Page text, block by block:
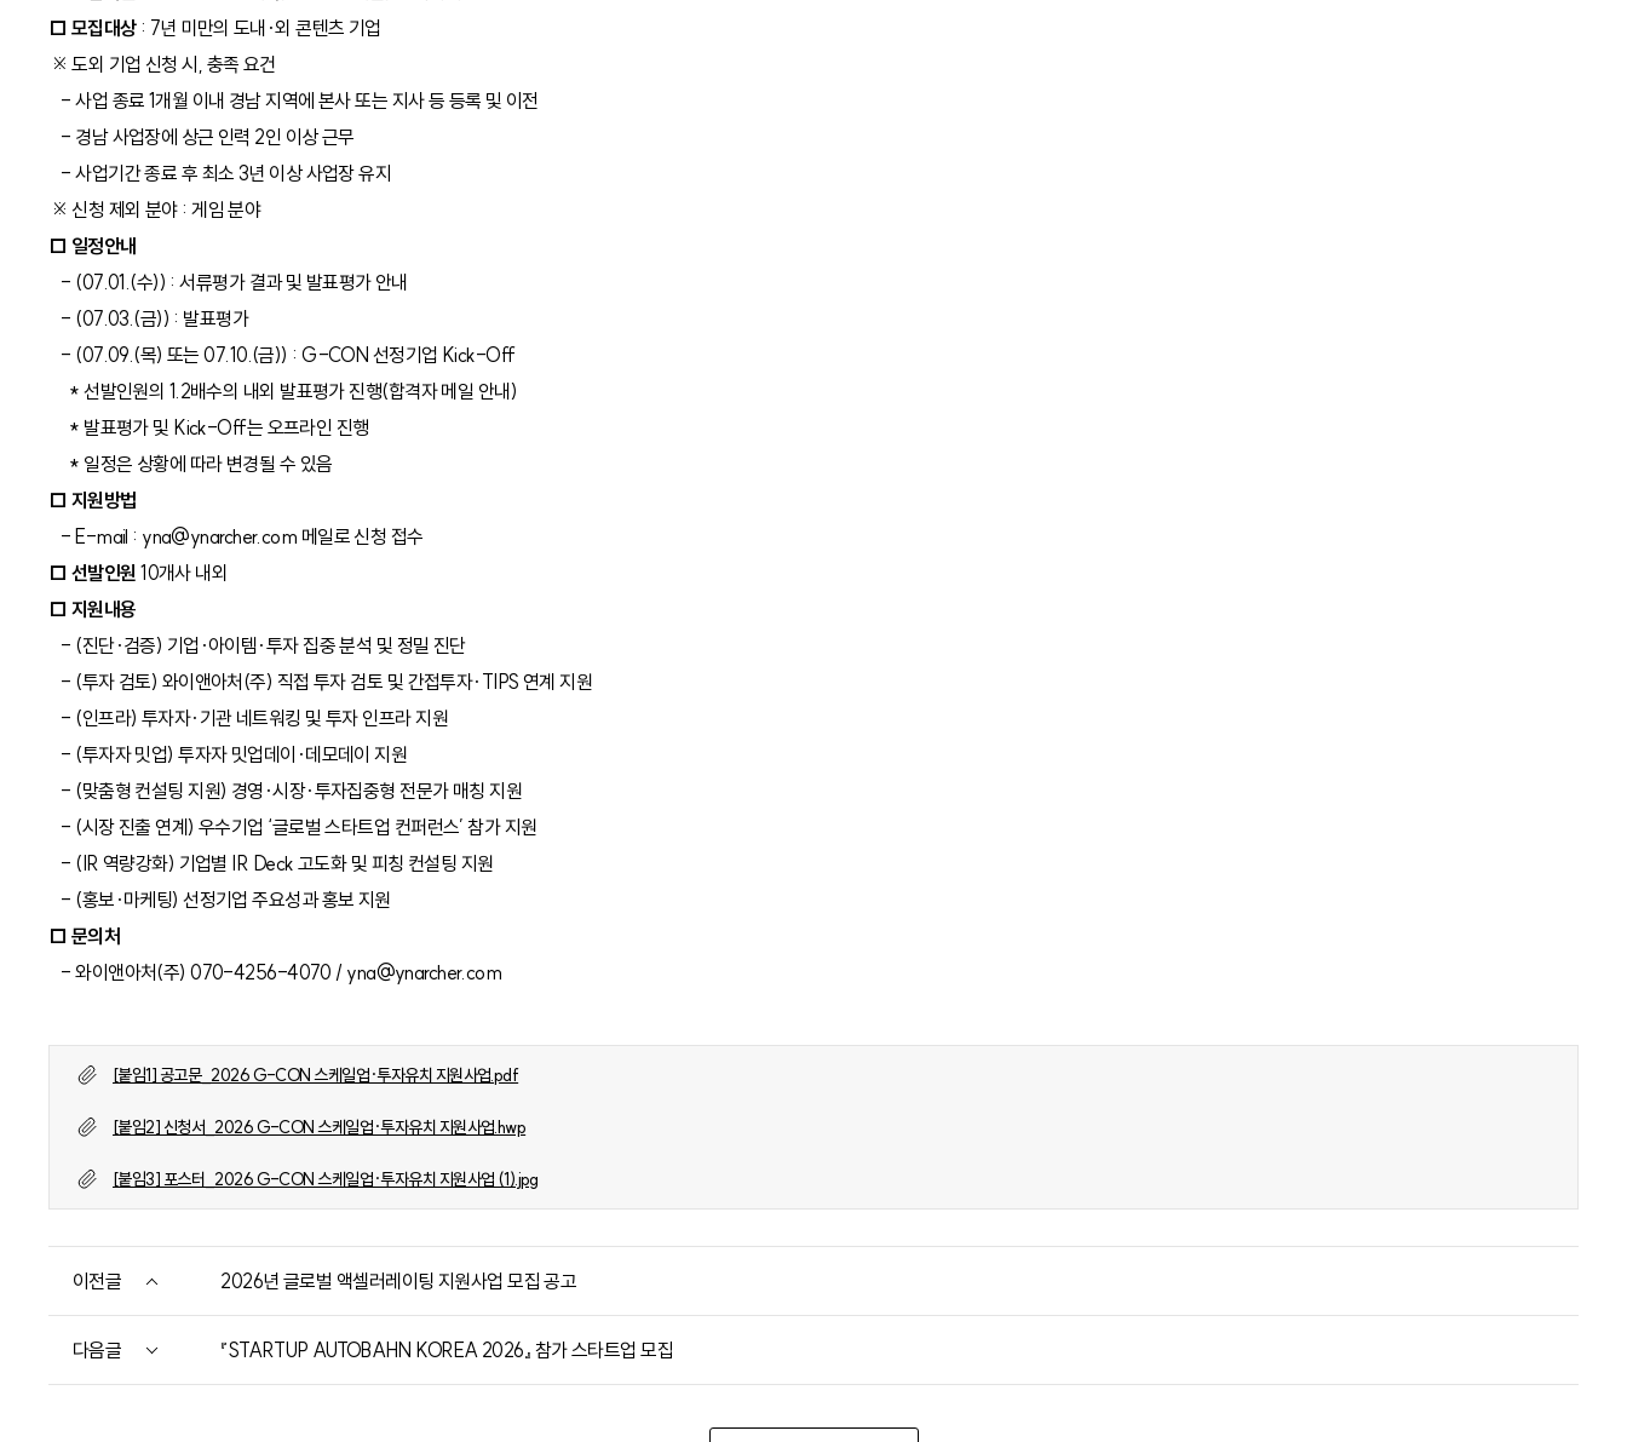
□ 모집대상: 7년 미만의 도내·외 콘텐츠 기업
※ 도외 기업 신청 시, 충족 요건
- 사업 종료 1개월 이내 경남 지역에 본사 또는 지사 등 등록 및 이전
- 경남 사업장에 상근 인력 2인 이상 근무
- 사업기간 종료 후 최소 3년 이상 사업장 유지
※ 신청 제외 분야 : 게임 분야
□ 일정안내
- (07.01.(수)) : 서류평가 결과 및 발표평가 안내
- (07.03.(금)) : 발표평가
- (07.09.(목) 또는 07.10.(금)) : G-CON 선정기업 Kick-Off
* 선발인원의 1.2배수의 내외 발표평가 진행(합격자 메일 안내)
* 발표평가 및 Kick-Off는 오프라인 진행
* 일정은 상황에 따라 변경될 수 있음
□ 지원방법
- E-mail : yna@ynarcher.com 메일로 신청 접수
□ 선발인원 10개사 내외
□ 지원내용
- (진단·검증) 기업·아이템·투자 집중 분석 및 정밀 진단
- (투자 검토) 와이앤아처(주) 직접 투자 검토 및 간접투자·TIPS 연계 지원
- (인프라) 투자자·기관 네트워킹 및 투자 인프라 지원
- (투자자 밋업) 투자자 밋업데이·데모데이 지원
- (맞춤형 컨설팅 지원) 경영·시장·투자집중형 전문가 매칭 지원
- (시장 진출 연계) 우수기업 ‘글로벌 스타트업 컨퍼런스’ 참가 지원
- (IR 역량강화) 기업별 IR Deck 고도화 및 피칭 컨설팅 지원
- (홍보·마케팅) 선정기업 주요성과 홍보 지원
□ 문의처
- 와이앤아처(주) 070-4256-4070 / yna@ynarcher.com
[붙임1] 공고문_2026 G-CON 스케일업·투자유치 지원사업.pdf
[붙임2] 신청서_2026 G-CON 스케일업·투자유치 지원사업.hwp
[붙임3] 포스터_2026 G-CON 스케일업·투자유치 지원사업 (1).jpg
이전글 2026년 글로벌 액셀러레이팅 지원사업 모집 공고
다음글 『STARTUP AUTOBAHN KOREA 2026』 참가 스타트업 모집